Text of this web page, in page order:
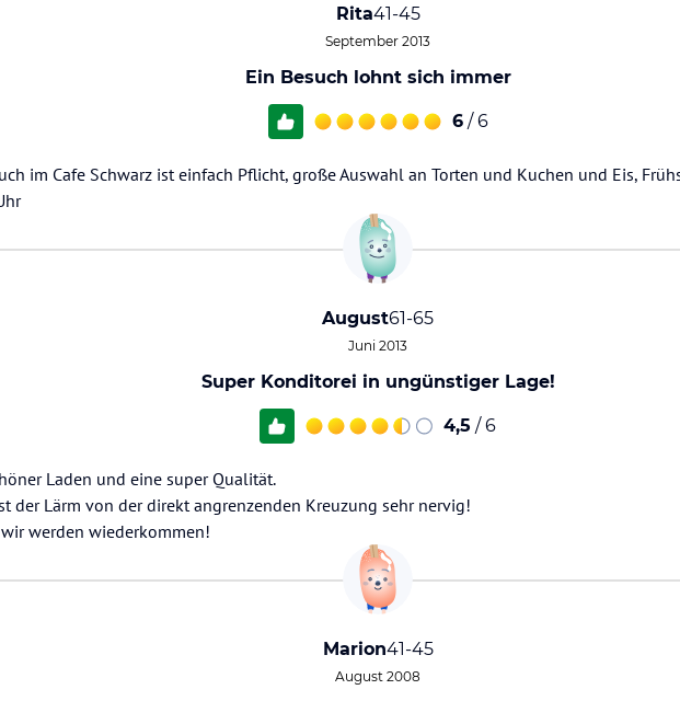
Rita41-45
September 2013
Ein Besuch lohnt sich immer
6 / 6
im Cafe Schwarz ist einfach Pflicht, große Auswahl an Torten und Kuchen und Eis,
August61-65
Juni 2013
Super Konditorei in ungünstiger Lage!
4,5 / 6
Laden und eine super Qualität.
der Lärm von der direkt angrenzenden Kreuzung sehr nervig!
wir werden wiederkommen!
Marion41-45
August 2008